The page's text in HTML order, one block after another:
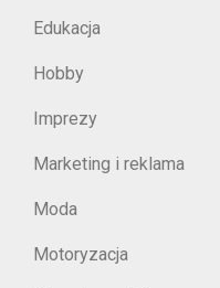
Edukacja
Hobby
Imprezy
Marketing i reklama
Moda
Motoryzacja